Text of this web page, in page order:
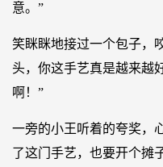
意。”
笑眯眯地接过一个包子，
头，你这手艺真是越来越
啊！”
一旁的小王听着的夸奖，
了这门手艺，也要开个摊